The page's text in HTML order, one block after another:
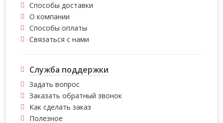
Способы доставки
О компании
Способы оплаты
Связаться с нами
Служба поддержки
Задать вопрос
Заказать обратный звонок
Как сделать заказ
Полезное